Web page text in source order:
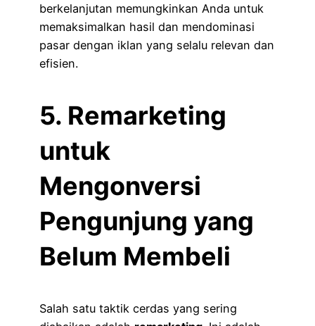
berkelanjutan memungkinkan Anda untuk
memaksimalkan hasil dan mendominasi
pasar dengan iklan yang selalu relevan dan
efisien.
5. Remarketing
untuk
Mengonversi
Pengunjung yang
Belum Membeli
Salah satu taktik cerdas yang sering